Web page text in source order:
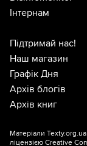
Інтернам
Підтримай нас!
Наш магазин
Графік Дня
Архів блогів
Архів книг
Матеріали
ліцензією Creative